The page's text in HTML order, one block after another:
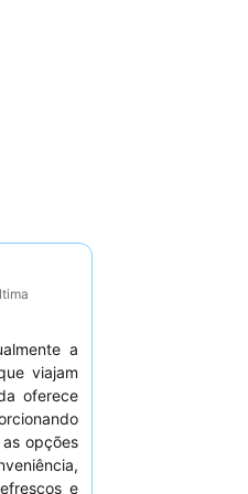
a
viajam
oferece
opções
e